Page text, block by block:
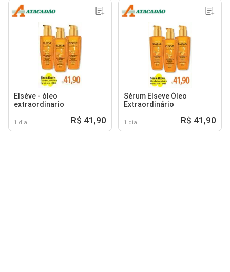
Elsève - óleo
extraordinario
1 dia R$ 41,90
Sérum Elseve Óleo
Extraordinário
1 dia R$ 41,90